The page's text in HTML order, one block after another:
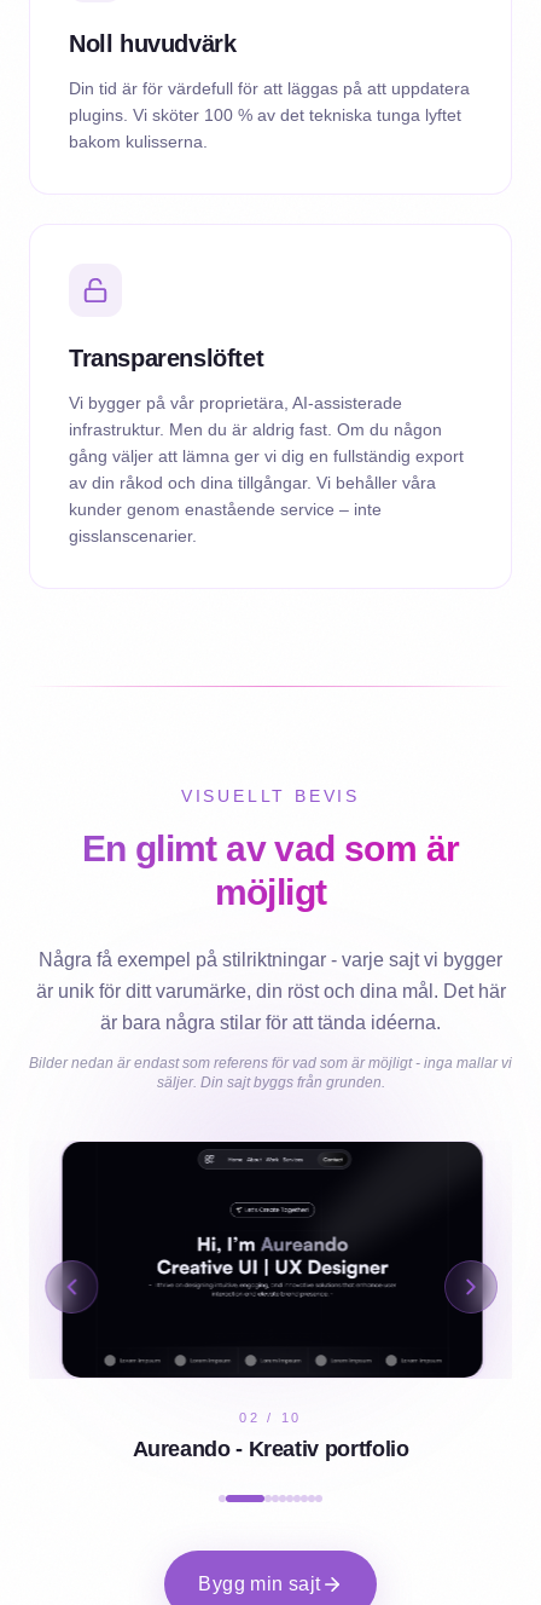
Noll huvudvärk
Din tid är för värdefull för att läggas på att uppdatera
plugins. Vi sköter 100 % av det tekniska tunga lyftet
bakom kulisserna.
Transparenslöftet
Vi bygger på vår proprietära, AI-assisterade
infrastruktur. Men du är aldrig fast. Om du någon
gång väljer att lämna ger vi dig en fullständig export
av din råkod och dina tillgångar. Vi behåller våra
kunder genom enastående service – inte
gisslanscenarier.
VISUELLT BEVIS
En glimt av vad som är
möjligt
Några få exempel på stilriktningar - varje sajt vi bygger
är unik för ditt varumärke, din röst och dina mål. Det här
är bara några stilar för att tända idéerna.
Bilder nedan är endast som referens för vad som är möjligt - inga mallar vi
säljer. Din sajt byggs från grunden.
02 / 10
Aureando - Kreativ portfolio
Bygg min sajt